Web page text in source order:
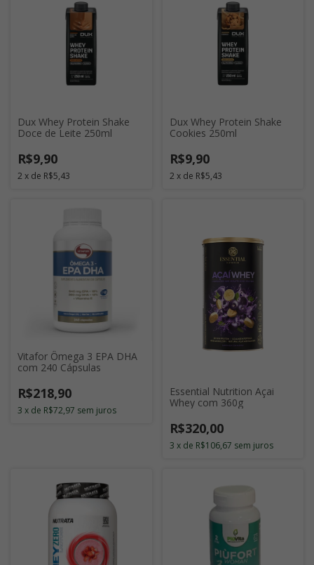
Dux Whey Protein Shake
Doce de Leite 250ml
R$9,90
2 x de R$5,43
Dux Whey Protein Shake
Cookies 250ml
R$9,90
2 x de R$5,43
Vitafor Ômega 3 EPA DHA
com 240 Cápsulas
R$218,90
3 x de R$72,97 sem juros
Essential Nutrition Açai
Whey com 360g
R$320,00
3 x de R$106,67 sem juros